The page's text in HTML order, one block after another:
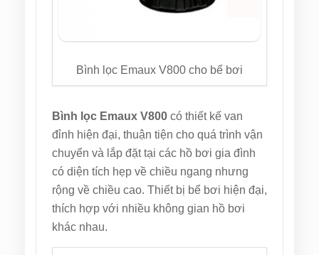
Bình lọc Emaux V800 cho bể bơi
Bình lọc Emaux V800 có thiết kế van
đỉnh hiện đại, thuận tiện cho quá trình vận
chuyển và lắp đặt tại các hồ bơi gia đình
có diện tích hẹp về chiều ngang nhưng
rộng về chiều cao. Thiết bị bể bơi hiện đại,
thích hợp với nhiều không gian hồ bơi
khác nhau.